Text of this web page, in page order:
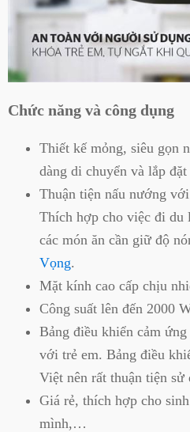
Chức năng và công dụng
Thiết kế mỏng, siêu gọn
dàng di chuyển và lắp
Thuận tiện nấu nướng
Thích hợp cho việc đi du
các món ăn cần giữ độ
Vọng.
Mặt kính cao cấp chịu
Công suất lên đến 2000
Bảng điều khiển cảm
với trẻ em. Bảng điều
Việt nên rất thuận tiện sử
Giá rẻ, thích hợp cho
mình,…